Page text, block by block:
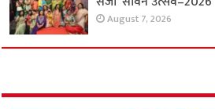
August 7, 2026